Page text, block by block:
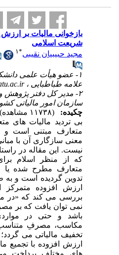
بازخوانی مالیات بر ارزش
شریعت اسلامی
مجید حبیبیان نقیبی
۱
۱- عضو هیأت علمی
علامه طباطبایی ،
۲- مدیر کل دفتر پژوهش و
سازمان امور مالیاتی کشور
چکیده:
بی تردید مالیات های
متعارف مبتنی است و
معنی سازگاری آن با
نیست. این مقاله در
که از منظر اسلام برای
متعارف مطرح شده یا
تدوین گردیده است و به
ارزش افزوده متمرکز
بررسی می کند که «در
نمی توان یافت که بر
باشد و حتی در
مکاسب، مصرفِ متناسب
تخفیف مالیاتی می گردد؛
ارزش افزوده با تجمیع
های مختلف پرداخت می